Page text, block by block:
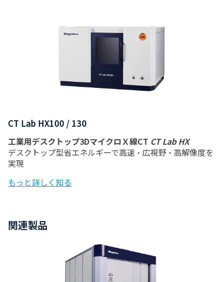
CT Lab HX100 / 130
工業用デスクトップ3DマイクロＸ線CT CT Lab HX
デスクトップ型省エネルギーで高速・広視野・高解像度を
実現
もっと詳しく知る
関連製品